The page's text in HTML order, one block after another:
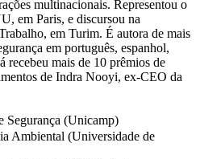
multinacionais. Representou o
em Paris, e discursou na
em Turim. É autora de mais
em português, espanhol,
recebeu mais de 10 prêmios de
de Indra Nooyi, ex-CEO da
Segurança (Unicamp)
Ambiental (Universidade de